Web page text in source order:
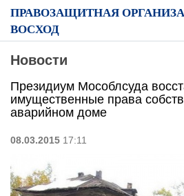
ПРАВОЗАЩИТНАЯ
ВОСХОД
Новости
Президиум Мособлсуда
имущественные права
аварийном доме
08.03.2015 17:11